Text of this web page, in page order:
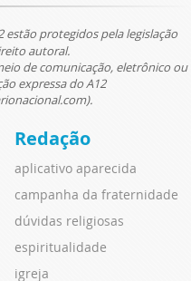
estão protegidos pela legislação
autoral.
de comunicação, eletrônico ou
expressa do A12
Redação
aplicativo aparecida
campanha da fraternidade
dúvidas religiosas
espiritualidade
igreja